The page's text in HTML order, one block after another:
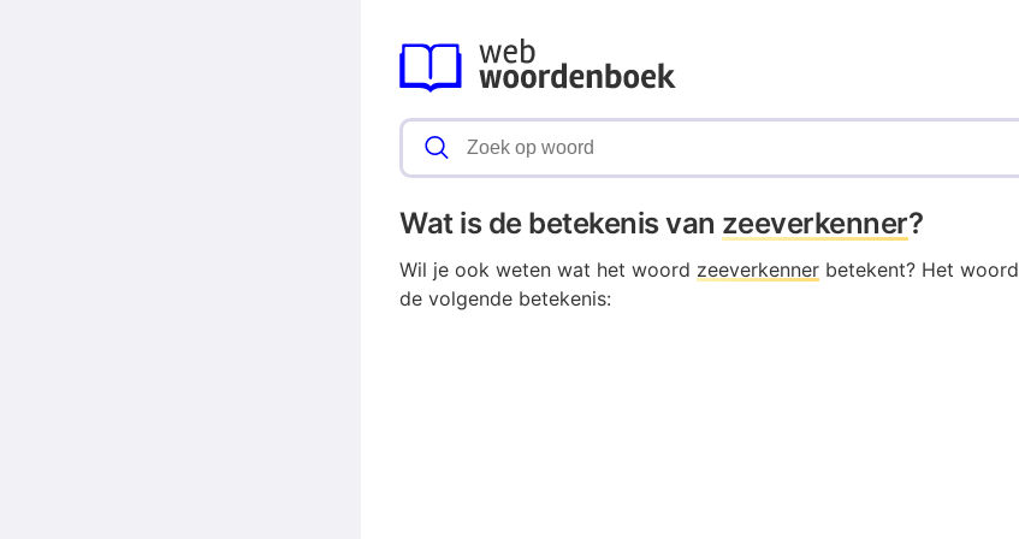
Wat is de betekenis van zeeverkenner?
Wil je ook weten wat het woord zeeverkenner betekent? Het woord
de volgende betekenis: